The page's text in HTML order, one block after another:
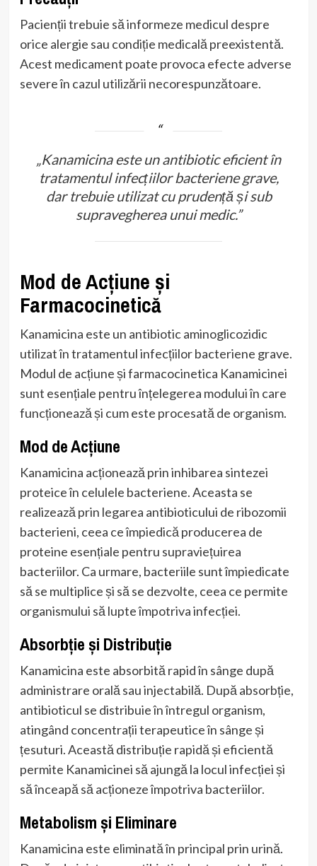
Pacienții trebuie să informeze medicul despre
orice alergie sau condiție medicală preexistentă.
Acest medicament poate provoca efecte adverse
severe în cazul utilizării necorespunzătoare.
„Kanamicina este un antibiotic eficient în
tratamentul infecțiilor bacteriene grave,
dar trebuie utilizat cu prudență și sub
supravegherea unui medic.”
Mod de Acțiune și
Farmacocinetică
Kanamicina este un antibiotic aminoglicozidic
utilizat în tratamentul infecțiilor bacteriene grave.
Modul de acțiune și farmacocinetica Kanamicinei
sunt esențiale pentru înțelegerea modului în care
funcționează și cum este procesată de organism.
Mod de Acțiune
Kanamicina acționează prin inhibarea sintezei
proteice în celulele bacteriene. Aceasta se
realizează prin legarea antibioticului de ribozomii
bacterieni, ceea ce împiedică producerea de
proteine esențiale pentru supraviețuirea
bacteriilor. Ca urmare, bacteriile sunt împiedicate
să se multiplice și să se dezvolte, ceea ce permite
organismului să lupte împotriva infecției.
Absorbție și Distribuție
Kanamicina este absorbită rapid în sânge după
administrare orală sau injectabilă. După absorbție,
antibioticul se distribuie în întregul organism,
atingând concentrații terapeutice în sânge și
țesuturi. Această distribuție rapidă și eficientă
permite Kanamicinei să ajungă la locul infecției și
să înceapă să acționeze împotriva bacteriilor.
Metabolism și Eliminare
Kanamicina este eliminată în principal prin urină.